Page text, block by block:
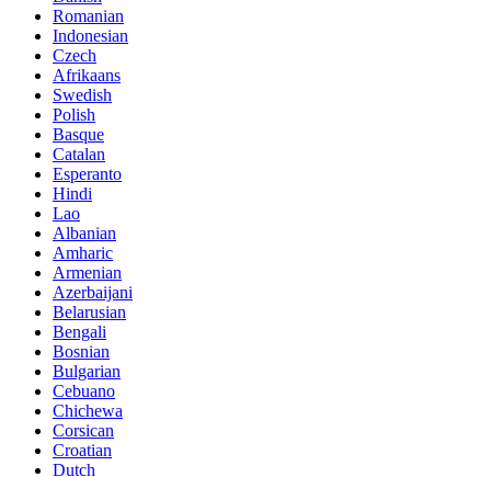
Romanian
Indonesian
Czech
Afrikaans
Swedish
Polish
Basque
Catalan
Esperanto
Hindi
Lao
Albanian
Amharic
Armenian
Azerbaijani
Belarusian
Bengali
Bosnian
Bulgarian
Cebuano
Chichewa
Corsican
Croatian
Dutch